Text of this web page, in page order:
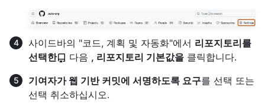
사이드바의 "코드, 계획 및 자동화"에서 리포지토리를
선택한
다음 , 리포지토리 기본값을 클릭합니다.
기여자가 웹 기반 커밋에 서명하도록 요구를 선택 또는
선택 취소하십시오.